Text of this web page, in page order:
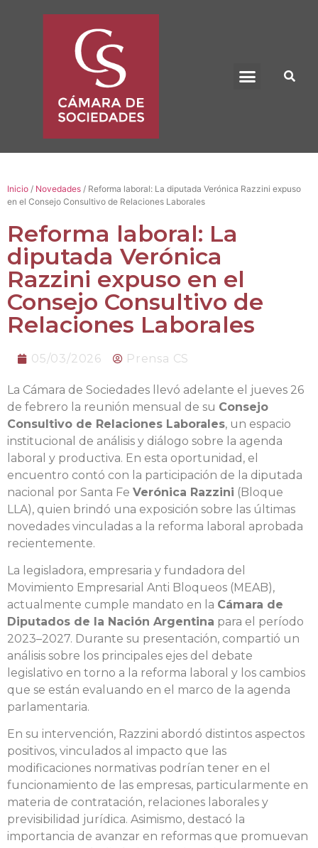
Inicio / Novedades / Reforma laboral: La diputada Verónica Razzini expuso
en el Consejo Consultivo de Relaciones Laborales
Reforma laboral: La
diputada Verónica
Razzini expuso en el
Consejo Consultivo de
Relaciones Laborales
05/03/2026 Prensa CS
La Cámara de Sociedades llevó adelante el jueves 26
de febrero la reunión mensual de su Consejo
Consultivo de Relaciones Laborales, un espacio
institucional de análisis y diálogo sobre la agenda
laboral y productiva. En esta oportunidad, el
encuentro contó con la participación de la diputada
nacional por Santa Fe Verónica Razzini (Bloque
LLA), quien brindó una exposición sobre las últimas
novedades vinculadas a la reforma laboral aprobada
recientemente.
La legisladora, empresaria y fundadora del
Movimiento Empresarial Anti Bloqueos (MEAB),
actualmente cumple mandato en la Cámara de
Diputados de la Nación Argentina para el período
2023–2027. Durante su presentación, compartió un
análisis sobre los principales ejes del debate
legislativo en torno a la reforma laboral y los cambios
que se están evaluando en el marco de la agenda
parlamentaria.
En su intervención, Razzini abordó distintos aspectos
positivos, vinculados al impacto que las
modificaciones normativas podrían tener en el
funcionamiento de las empresas, particularmente en
materia de contratación, relaciones laborales y
previsibilidad jurídica. Asimismo, destacó la
importancia de avanzar en reformas que promuevan